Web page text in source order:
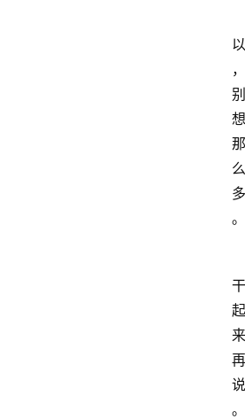
以
，
别
想
那
么
多
。
干
起
来
再
说
。